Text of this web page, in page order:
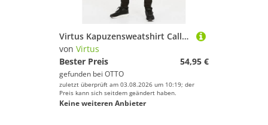
Virtus Kapuzensweatshirt Callum mit angesagtem Allover-Print
von Virtus
Bester Preis
54,95 €
gefunden bei OTTO
zuletzt überprüft am 03.08.2026 um 10:19; der
Preis kann sich seitdem geändert haben.
Keine weiteren Anbieter